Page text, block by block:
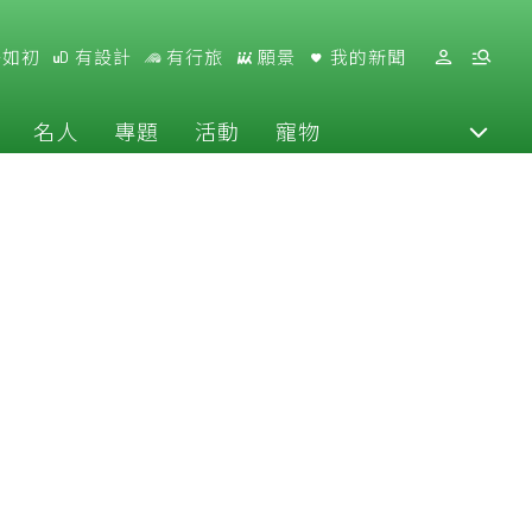
初 有設計 有行旅 願景 我的新聞
名人 專題 活動 寵物